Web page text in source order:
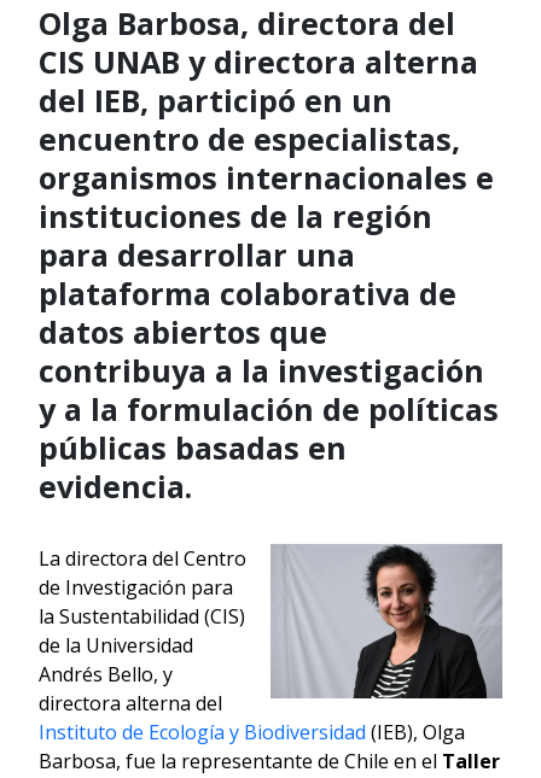
Olga Barbosa, directora del
CIS UNAB y directora alterna
del IEB, participó en un
encuentro de especialistas,
organismos internacionales e
instituciones de la región
para desarrollar una
plataforma colaborativa de
datos abiertos que
contribuya a la investigación
y a la formulación de políticas
públicas basadas en
evidencia.
La directora del Centro
de Investigación para
la Sustentabilidad (CIS)
de la Universidad
Andrés Bello, y
directora alterna del
Instituto de Ecología y Biodiversidad (IEB), Olga
Barbosa, fue la representante de Chile en el Taller